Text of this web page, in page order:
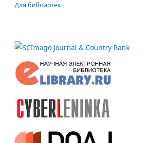
Для библиотек